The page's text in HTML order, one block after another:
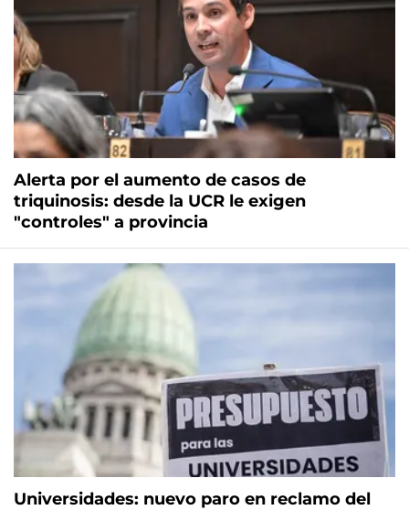
Alerta por el aumento de casos de
triquinosis: desde la UCR le exigen
"controles" a provincia
Universidades: nuevo paro en reclamo del